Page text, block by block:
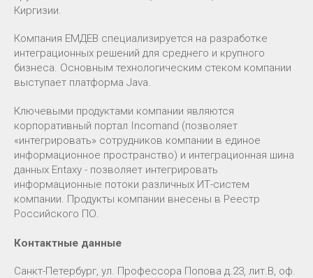
Киргизии.
Компания ЕМДЕВ специализируется на разработке
интеграционных решений для среднего и крупного
бизнеса. Основным технологическим стеком компании
выступает платформа Java.
Ключевыми продуктами компании являются
корпоративный портал Incomand (позволяет
«интегрировать» сотрудников компании в единое
информационное пространство) и интеграционная шина
данных Entaxy - позволяет интегрировать
информационные потоки различных ИТ-систем
компании. Продукты компании внесены в Реестр
Российского ПО.
Контактные данные
Санкт-Петербург, ул. Профессора Попова д.23, лит.В, оф.